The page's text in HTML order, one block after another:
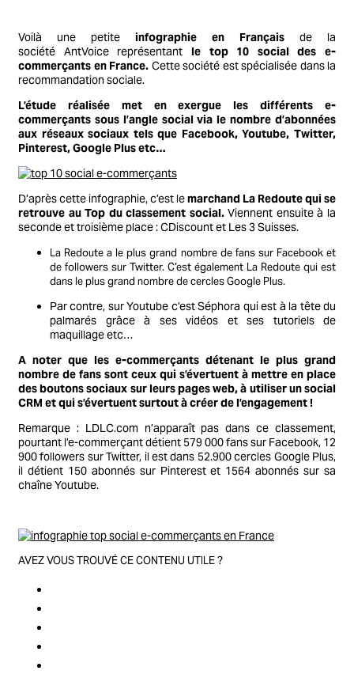
Voilà une petite infographie en Français de la
société AntVoice représentant le top 10 social des e-
commerçants en France. Cette société est spécialisée dans la
recommandation sociale.
L’étude réalisée met en exergue les différents e-
commerçants sous l’angle social via le nombre d’abonnées
aux réseaux sociaux tels que Facebook, Youtube, Twitter,
Pinterest, Google Plus etc…
D’après cette infographie, c’est lemarchand La Redoute qui se
retrouve au Top du classement social.Viennent ensuite à la
seconde et troisième place : CDiscount et Les 3 Suisses.
La Redoute a le plus grand nombre de fans sur Facebook et
de followers sur Twitter. C’est également La Redoute qui est
dans le plus grand nombre de cercles Google Plus.
Par contre, sur Youtube c’est Séphora qui est à la tête du
palmarés grâce à ses vidéos et ses tutoriels de
maquillage etc…
A noter que les e-commerçants détenant le plus grand
nombre de fans sont ceux qui s’évertuent à mettre en place
des boutons sociaux sur leurs pages web, à utiliser un social
CRM et qui s’évertuent surtout à créer de l’engagement !
Remarque : LDLC.com n’apparaît pas dans ce classement,
pourtant l’e-commerçant détient 579 000 fans sur Facebook, 12
900 followers sur Twitter, il est dans 52.900 cercles Google Plus,
il détient 150 abonnés sur Pinterest et 1564 abonnés sur sa
chaîne Youtube.
AVEZ VOUS TROUVÉ CE CONTENU UTILE ?